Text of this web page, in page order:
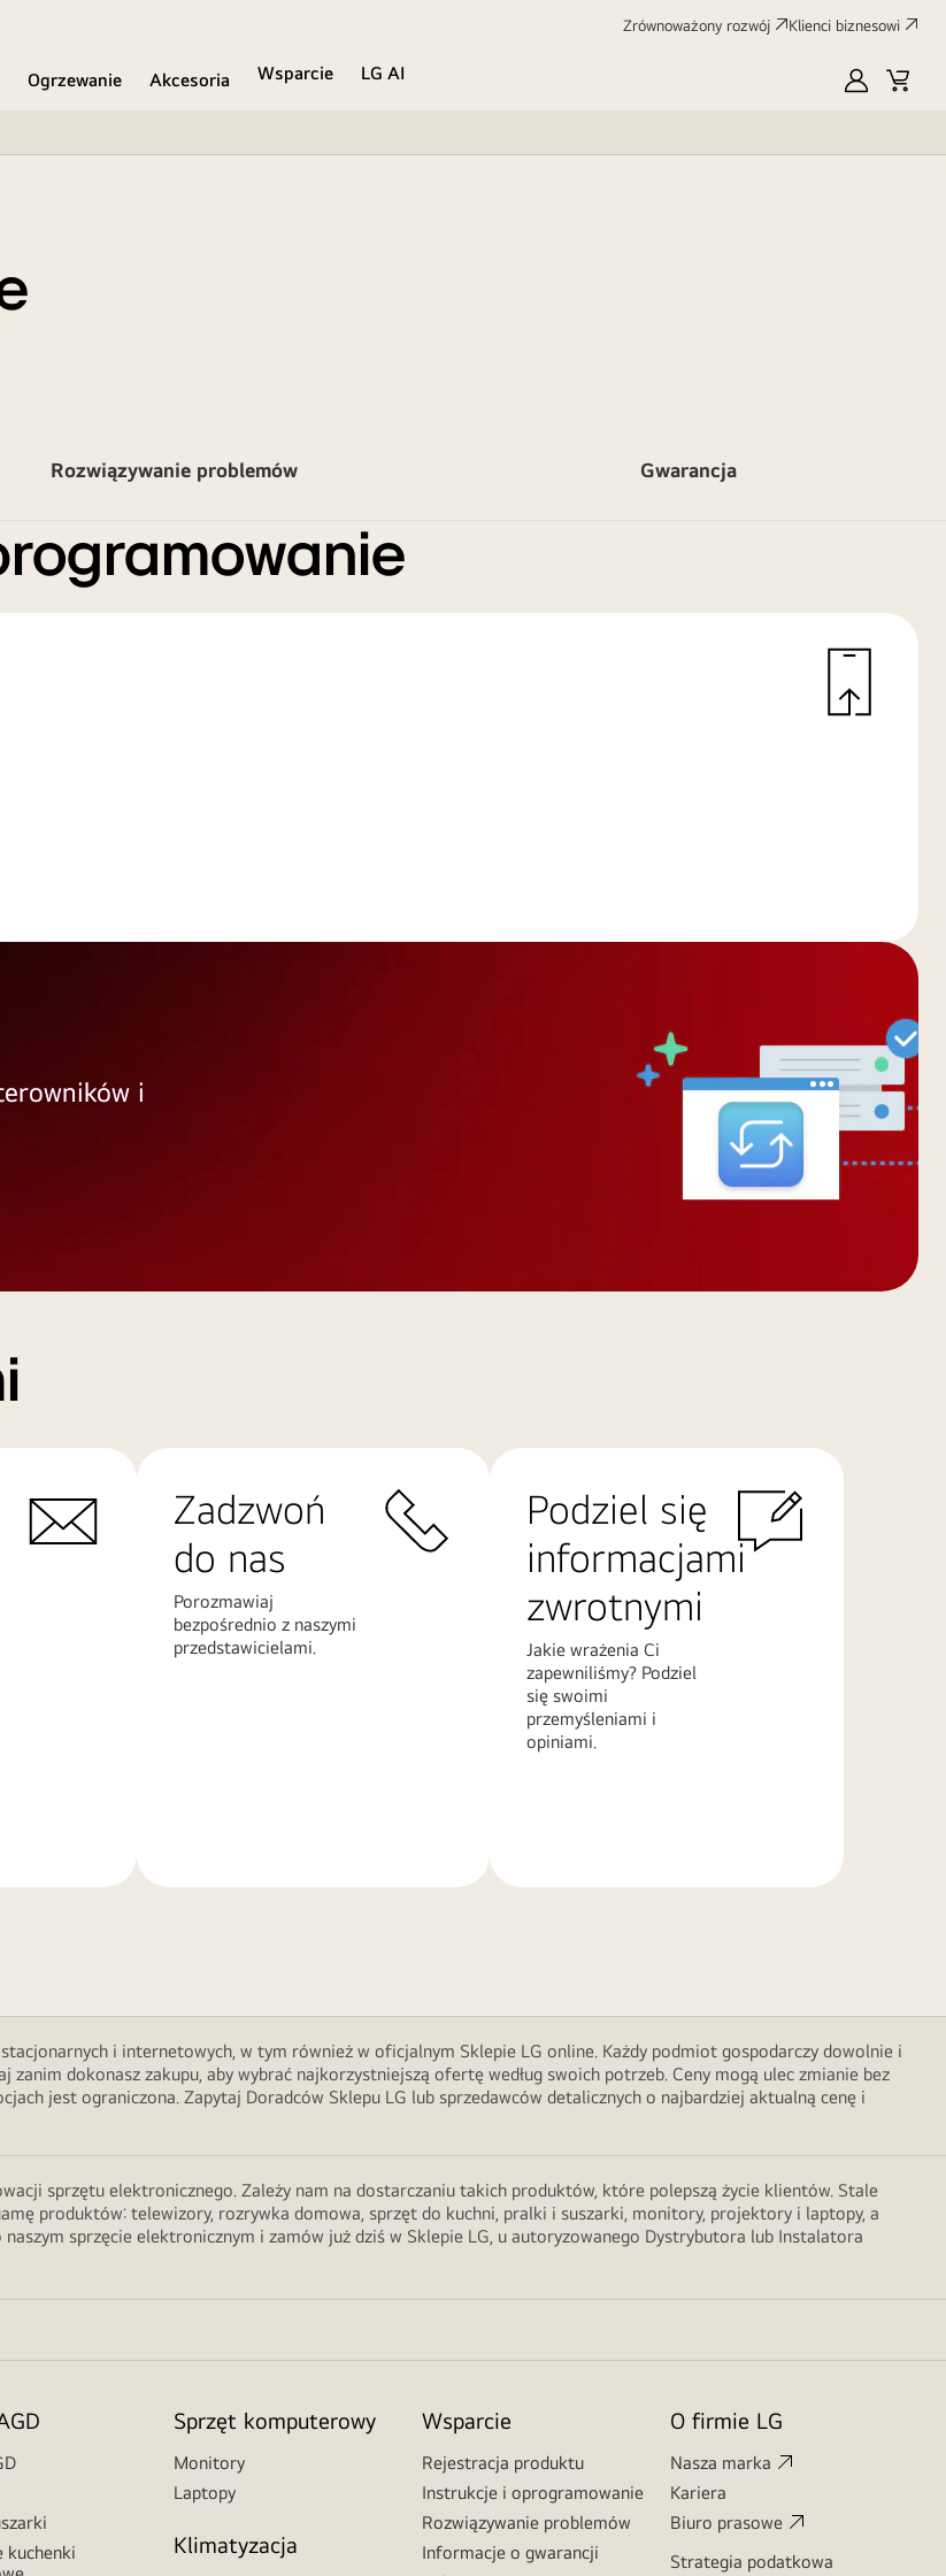
Zrównoważony rozwój Klienci biznesowi
Ogrzewanie Akcesoria Wsparcie
LG AI
MyLG
Rozwiązywanie problemów Gwarancja
i
Zadzwoń
do nas
Porozmawiaj
bezpośrednio z naszymi
przedstawicielami.
Podziel się
informacjami
zwrotnymi
Jakie wrażenia Ci
zapewniliśmy? Podziel
się swoimi
przemyśleniami i
opiniami.
i internetowych, w tym również w oficjalnym Sklepie LG online. Każdy podmiot gospodarczy dowolnie i
dokonasz zakupu, aby wybrać najkorzystniejszą ofertę według swoich potrzeb. Ceny mogą ulec zmianie bez
jest ograniczona. Zapytaj Doradców Sklepu LG lub sprzedawców detalicznych o najbardziej aktualną cenę i
sprzętu elektronicznego. Zależy nam na dostarczaniu takich produktów, które polepszą życie klientów. Stale
produktów: telewizory, rozrywka domowa, sprzęt do kuchni, pralki i suszarki, monitory, projektory i laptopy, a
sprzęcie elektronicznym i zamów już dziś w Sklepie LG, u autoryzowanego Dystrybutora lub Instalatora
kuchenki
Sprzęt komputerowy
Monitory
Laptopy
Klimatyzacja
Wsparcie
Rejestracja produktu
Instrukcje i oprogramowanie
Rozwiązywanie problemów
Informacje o gwarancji
O firmie LG
Nasza marka
Kariera
Biuro prasowe
Strategia podatkowa